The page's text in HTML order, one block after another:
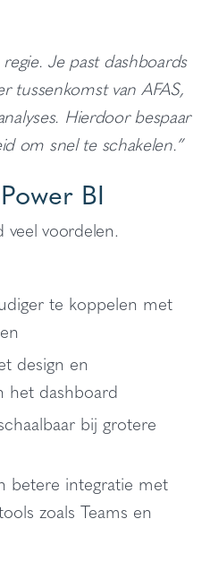
Je past dashboards
tussenkomst van AFAS,
Hierdoor bespaar
om snel te schakelen.”
BI
veel voordelen.
te koppelen met
design en
het dashboard
bij grotere
betere integratie met
zoals Teams en